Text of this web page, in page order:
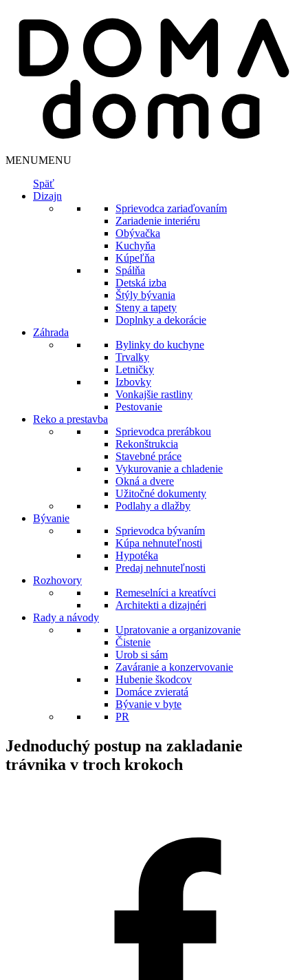
MENUMENU
Späť
Dizajn
Sprievodca zariaďovaním
Zariadenie interiéru
Obývačka
Kuchyňa
Kúpeľňa
Spálňa
Detská izba
Štýly bývania
Steny a tapety
Doplnky a dekorácie
Záhrada
Bylinky do kuchyne
Trvalky
Letničky
Izbovky
Vonkajšie rastliny
Pestovanie
Reko a prestavba
Sprievodca prerábkou
Rekonštrukcia
Stavebné práce
Vykurovanie a chladenie
Okná a dvere
Užitočné dokumenty
Podlahy a dlažby
Bývanie
Sprievodca bývaním
Kúpa nehnuteľnosti
Hypotéka
Predaj nehnuteľnosti
Rozhovory
Remeselníci a kreatívci
Architekti a dizajnéri
Rady a návody
Upratovanie a organizovanie
Čistenie
Urob si sám
Zaváranie a konzervovanie
Hubenie škodcov
Domáce zvieratá
Bývanie v byte
PR
Jednoduchý postup na zakladanie
trávnika v troch krokoch